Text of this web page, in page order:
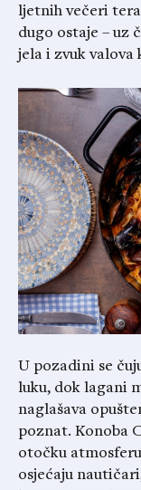
ljetnih večeri
dugo ostaje – uz
jela i zvuk valova
U pozadini se
luku, dok lagani
naglašava
poznat. Konoba
otočku
osjećaju